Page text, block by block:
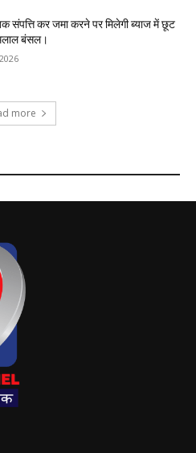
संपत्ति कर जमा करने पर मिलेगी ब्याज में छूट
बंसल।
more